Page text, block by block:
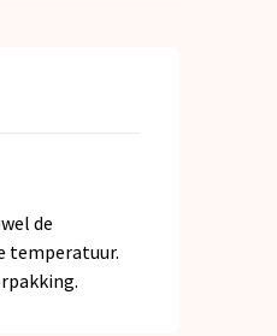
de
temperatuur.